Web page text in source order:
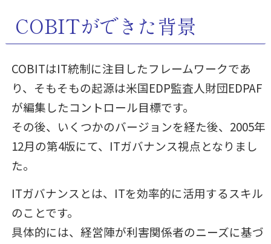
COBITができた背景
COBITはIT統制に注目したフレームワークであ
り、そもそもの起源は米国EDP監査人財団EDPAF
が編集したコントロール目標です。
その後、いくつかのバージョンを経た後、2005年
12月の第4版にて、ITガバナンス視点となりまし
た。
ITガバナンスとは、ITを効率的に活用するスキル
のことです。
具体的には、経営陣が利害関係者のニーズに基づ